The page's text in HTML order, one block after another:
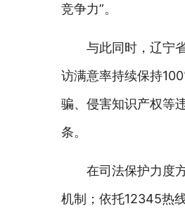
竞争力”。
与此同时，辽宁
访满意率持续保持
骗、侵害知识产权等
条。
在司法保护力度
机制；依托12345热